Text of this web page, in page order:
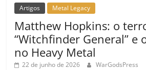
Artigos Metal Legacy
Matthew Hopkins: o
“Witchfinder General” e
no Heavy Metal
22 de junho de 2026 WarGodsPress